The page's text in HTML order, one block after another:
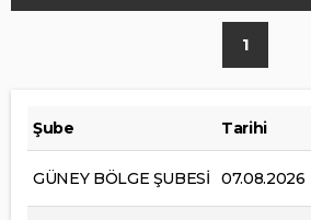
1
Şube Tarihi
GÜNEY BÖLGE ŞUBESİ 07.08.2026